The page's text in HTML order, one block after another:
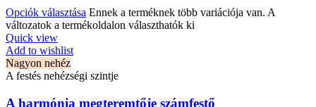
Opciók választása Ennek a terméknek több variációja van. A
változatok a termékoldalon választhatók ki
Quick view
Add to wishlist
Nagyon nehéz
A festés nehézségi szintje
A harmónia megteremtője számfestő